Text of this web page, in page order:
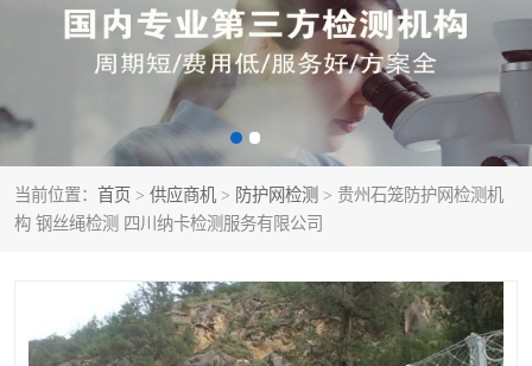
当前位置： 首页 > 供应商机 > 防护网检测 > 贵州石笼防护网检测机
构 钢丝绳检测 四川纳卡检测服务有限公司
噪音检测 灯光检测
防护网检测 磁性检测
燃烧等级检测
可靠性检测 产品检测